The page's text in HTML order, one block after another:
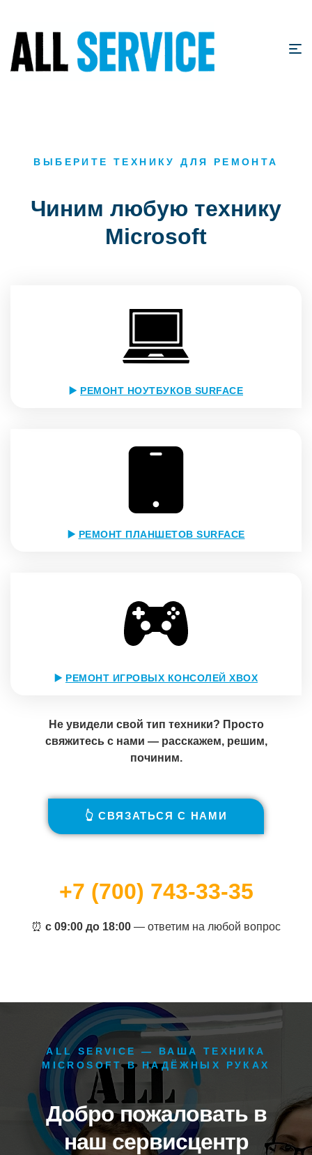
ВЫБЕРИТЕ ТЕХНИКУ ДЛЯ РЕМОНТА
Чиним любую технику
Microsoft
▶️ РЕМОНТ НОУТБУКОВ SURFACE
▶️ РЕМОНТ ПЛАНШЕТОВ SURFACE
▶️ РЕМОНТ ИГРОВЫХ КОНСОЛЕЙ XBOX
Не увидели свой тип техники? Просто
свяжитесь с нами — расскажем, решим,
починим.
👆 СВЯЗАТЬСЯ С НАМИ
+7 (700) 743-33-35
⏰ с 09:00 до 18:00 — ответим на любой вопрос
ALL SERVICE — ВАША ТЕХНИКА
MICROSOFT В НАДЁЖНЫХ РУКАХ
Добро пожаловать в
наш сервисцентр